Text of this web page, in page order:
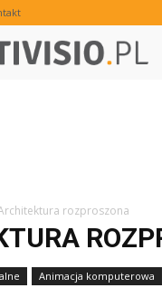
rozproszona
Animacja komputerowa